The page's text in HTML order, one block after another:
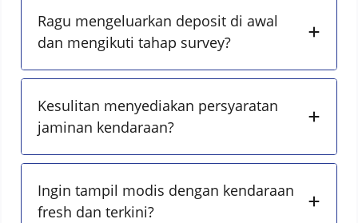
Ragu mengeluarkan deposit di awal
dan mengikuti tahap survey?
Kesulitan menyediakan persyaratan
jaminan kendaraan?
Ingin tampil modis dengan kendaraan
fresh dan terkini?